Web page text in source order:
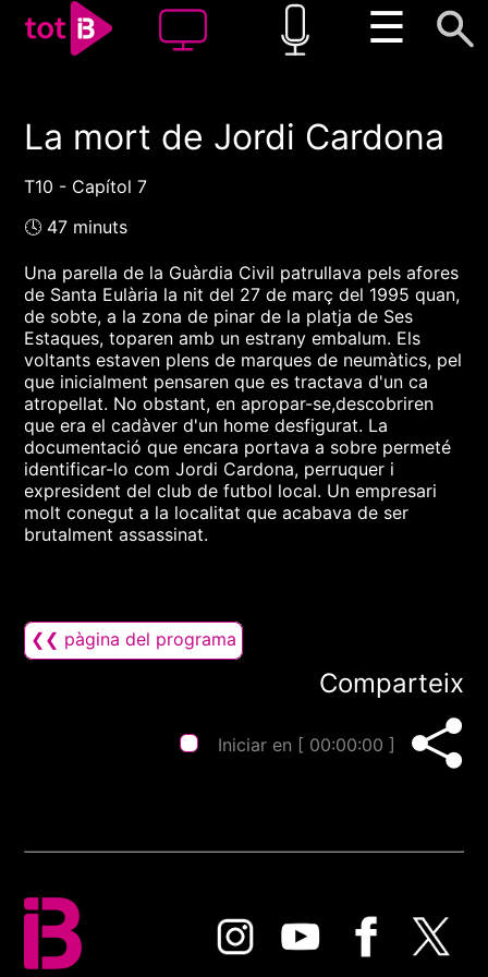
☰
00:00 00:00
La mort de Jordi Cardona
T10 - Capítol 7
🕓 47 minuts
Una parella de la Guàrdia Civil patrullava pels afores
de Santa Eulària la nit del 27 de març del 1995 quan,
de sobte, a la zona de pinar de la platja de Ses
Estaques, toparen amb un estrany embalum. Els
voltants estaven plens de marques de neumàtics, pel
que inicialment pensaren que es tractava d'un ca
atropellat. No obstant, en apropar-se,descobriren
que era el cadàver d'un home desfigurat. La
documentació que encara portava a sobre permeté
identificar-lo com Jordi Cardona, perruquer i
expresident del club de futbol local. Un empresari
molt conegut a la localitat que acabava de ser
brutalment assassinat.
❮❮ pàgina del programa
Comparteix
Iniciar en [ 00:00:00 ]